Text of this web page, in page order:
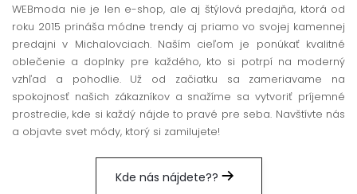
WEBmoda nie je len e-shop, ale aj štýlová predajňa, ktorá od
roku 2015 prináša módne trendy aj priamo vo svojej kamennej
predajni v Michalovciach. Naším cieľom je ponúkať kvalitné
oblečenie a doplnky pre každého, kto si potrpí na moderný
vzhľad a pohodlie. Už od začiatku sa zameriavame na
spokojnosť našich zákazníkov a snažíme sa vytvoriť príjemné
prostredie, kde si každý nájde to pravé pre seba. Navštívte nás
a objavte svet módy, ktorý si zamilujete!
Kde nás nájdete??